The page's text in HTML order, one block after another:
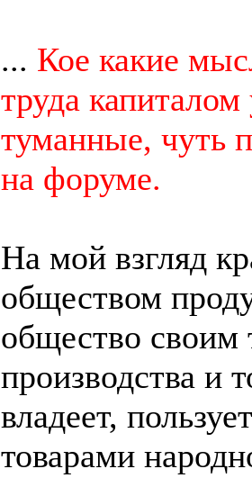
... Кое какие
труда
туманные, чуть
на форуме.
На мой взгляд
обществом
общество своим
производства и
владеет,
товарами